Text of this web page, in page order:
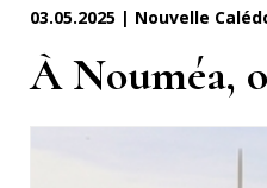
03.05.2025 | Nouvelle
À Nouméa,